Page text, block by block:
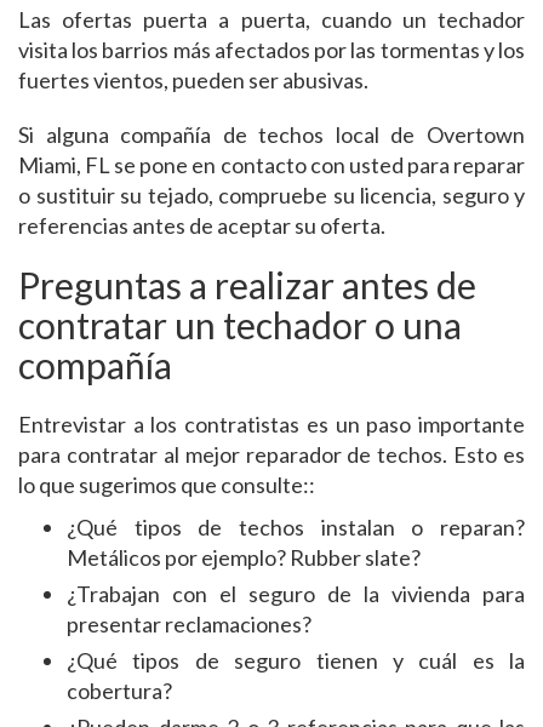
Las ofertas puerta a puerta, cuando un techador
visita los barrios más afectados por las tormentas y los
fuertes vientos, pueden ser abusivas.
Si alguna compañía de techos local de Overtown
Miami, FL se pone en contacto con usted para reparar
o sustituir su tejado, compruebe su licencia, seguro y
referencias antes de aceptar su oferta.
Preguntas a realizar antes de
contratar un techador o una
compañía
Entrevistar a los contratistas es un paso importante
para contratar al mejor reparador de techos. Esto es
lo que sugerimos que consulte::
¿Qué tipos de techos instalan o reparan?
Metálicos por ejemplo? Rubber slate?
¿Trabajan con el seguro de la vivienda para
presentar reclamaciones?
¿Qué tipos de seguro tienen y cuál es la
cobertura?